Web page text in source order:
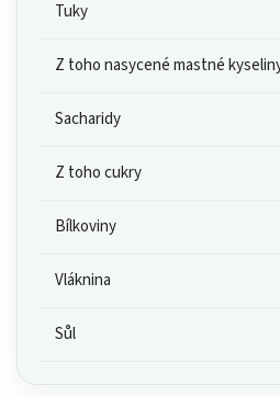
Tuky
Z toho nasycené mastné
Sacharidy
Z toho cukry
Bílkoviny
Vláknina
Sůl